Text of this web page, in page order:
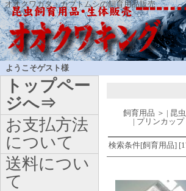
オオクワガタ・カブトムシの飼育用品販売
ようこそゲスト様
飼育用品 ＞ | 昆
| プリンカップ
検索条件[飼育用品]
トップペー
ジへ⇒
お支払方法
について
送料につい
て